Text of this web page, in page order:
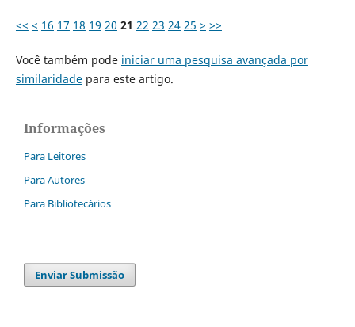
<< < 16 17 18 19 20 21 22 23 24 25 > >>
Você também pode iniciar uma pesquisa avançada por
similaridadepara este artigo.
Informações
Para Leitores
Para Autores
Para Bibliotecários
Enviar Submissão